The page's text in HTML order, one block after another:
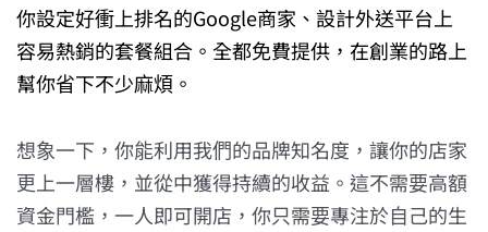
你設定好衝上排名的Google商家、設計外送平台上
容易熱銷的套餐組合。全都免費提供，在創業的路上
幫你省下不少麻煩。
想象一下，你能利用我們的品牌知名度，讓你的店家
更上一層樓，並從中獲得持續的收益。這不需要高額
資金門檻，一人即可開店，你只需要專注於自己的生